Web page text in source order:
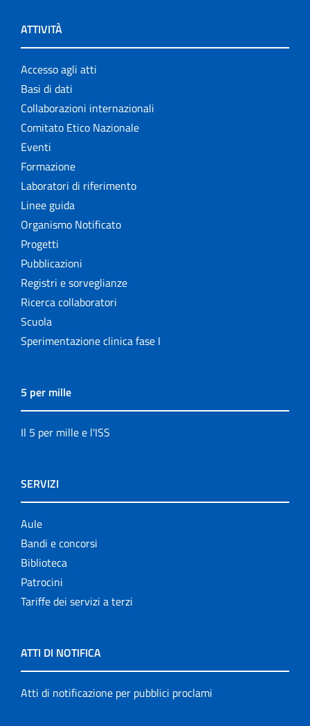
ATTIVITÀ
Accesso agli atti
Basi di dati
Collaborazioni internazionali
Comitato Etico Nazionale
Eventi
Formazione
Laboratori di riferimento
Linee guida
Organismo Notificato
Progetti
Pubblicazioni
Registri e sorveglianze
Ricerca collaboratori
Scuola
Sperimentazione clinica fase I
5 per mille
Il 5 per mille e l'ISS
SERVIZI
Aule
Bandi e concorsi
Biblioteca
Patrocini
Tariffe dei servizi a terzi
ATTI DI NOTIFICA
Atti di notificazione per pubblici proclami